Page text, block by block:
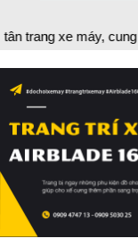
đồ chơi xe máy